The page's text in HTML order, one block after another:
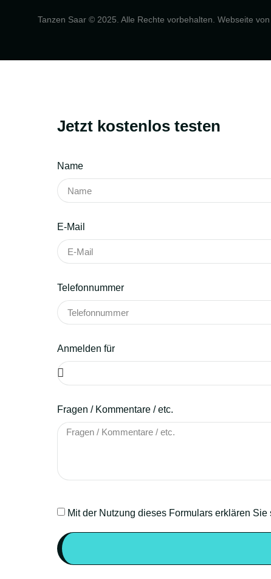
Tanzen Saar © 2025. Alle Rechte vorbehalten. Webseite von
Jetzt kostenlos testen
Name
E-Mail
Telefonnummer
Anmelden für
Fragen / Kommentare / etc.
Mit der Nutzung dieses Formulars erklären